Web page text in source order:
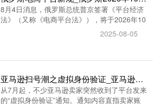
8月4日消息，俄罗斯总统普京签署《平台经济
法》（又称《电商平台法》），将于2026年10
月1日生效。新规要求电商平台必须通过政府数
据库对卖家进行强制实名认证，并建立便捷的
2025-08-05
亚马逊扫号潮之虚拟身份验证_亚马逊批量发出视频验证通知卖家排队等验证
从7月起，不少亚马逊卖家突然收到了平台发来
的“虚拟身份验证”通知。通知内容直指卖家账